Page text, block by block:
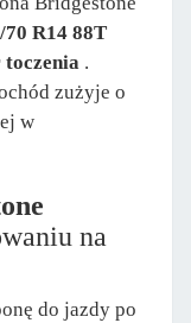
R14 88T
toczenia .
zużyje o
w
na
do jazdy po